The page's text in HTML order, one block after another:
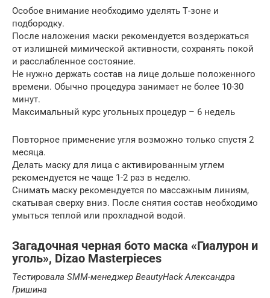
Особое внимание необходимо уделять Т-зоне и
подбородку.
После наложения маски рекомендуется воздержаться
от излишней мимической активности, сохранять покой
и расслабленное состояние.
Не нужно держать состав на лице дольше положенного
времени. Обычно процедура занимает не более 10-30
минут.
Максимальный курс угольных процедур – 6 недель
Повторное применение угля возможно только спустя 2
месяца.
Делать маску для лица с активированным углем
рекомендуется не чаще 1-2 раз в неделю.
Снимать маску рекомендуется по массажным линиям,
скатывая сверху вниз. После снятия состав необходимо
умыться теплой или прохладной водой.
Загадочная черная бото маска «Гиалурон и
уголь», Dizao Masterpieces
Тестировала SMM-менеджер BeautyHackАлександра
Гришина